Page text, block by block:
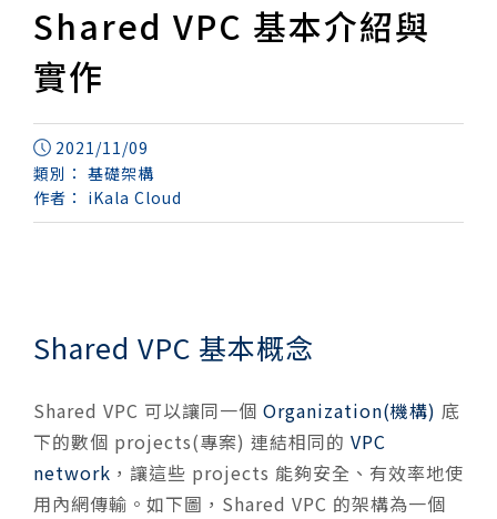
Shared VPC 基本介紹與
實作
2021/11/09
類別： 基礎架構
作者： iKala Cloud
Shared VPC 基本概念
Shared VPC 可以讓同一個 Organization(機構) 底
下的數個 projects(專案) 連結相同的 VPC
network ，讓這些 projects 能夠安全、有效率地使
用內網傳輸。如下圖，Shared VPC 的架構為一個